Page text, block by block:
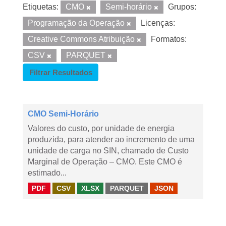
Etiquetas: CMO Semi-horário
Grupos:
Programação da Operação
Licenças:
Creative Commons Atribuição
Formatos:
CSV
PARQUET
Filtrar Resultados
CMO Semi-Horário
Valores do custo, por unidade de energia
produzida, para atender ao incremento de uma
unidade de carga no SIN, chamado de Custo
Marginal de Operação – CMO. Este CMO é
estimado...
PDF CSV XLSX PARQUET JSON